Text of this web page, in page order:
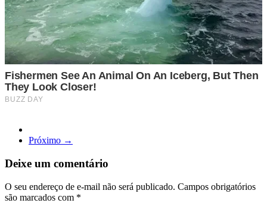
Próximo →
Deixe um comentário
O seu endereço de e-mail não será publicado. Campos obrigatórios
são marcados com *